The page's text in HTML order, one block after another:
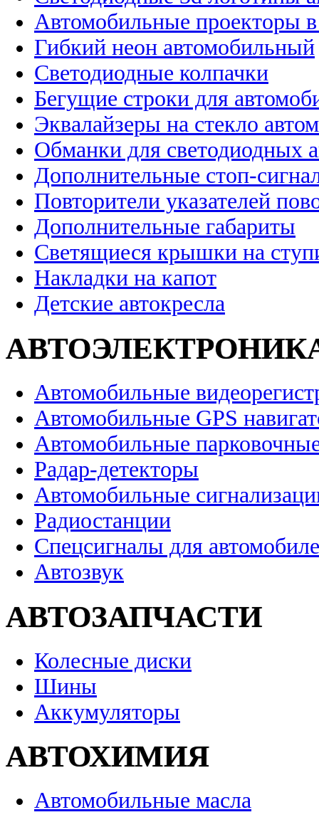
Автомобильные проекторы
Гибкий неон автомобильный
Светодиодные колпачки
Бегущие строки для
Эквалайзеры на стекло
Обманки для светодиодных
Дополнительные стоп-
Повторители указателей
Дополнительные габариты
Светящиеся крышки на
Накладки на капот
Детские автокресла
Автомобильные
Автомобильные GPS
Автомобильные
Радар-детекторы
Автомобильные
Радиостанции
Спецсигналы для
Автозвук
АВТОЗАПЧАСТИ
Колесные диски
Шины
Аккумуляторы
АВТОХИМИЯ
Автомобильные масла